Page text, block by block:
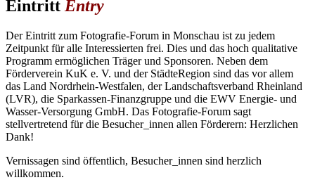
Eintritt Entry
Der Eintritt zum Fotografie-Forum in Monschau ist zu jedem
Zeitpunkt für alle Interessierten frei. Dies und das hoch qualitative
Programm ermöglichen Träger und Sponsoren. Neben dem
Förderverein KuK e. V. und der StädteRegion sind das vor allem
das Land Nordrhein-Westfalen, der Landschaftsverband Rheinland
(LVR), die Sparkassen-Finanzgruppe und die EWV Energie- und
Wasser-Versorgung GmbH. Das Fotografie-Forum sagt
stellvertretend für die Besucher_innen allen Förderern: Herzlichen
Dank!
Vernissagen sind öffentlich, Besucher_innen sind herzlich
willkommen.